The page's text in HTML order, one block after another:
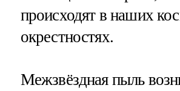
происходят в наших
окрестностях.
Межзвёздная пыль